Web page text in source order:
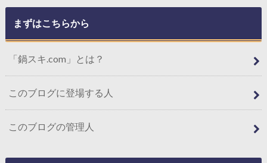
まずはこちらから
「鍋スキ.com」とは？
このブログに登場する人
このブログの管理人